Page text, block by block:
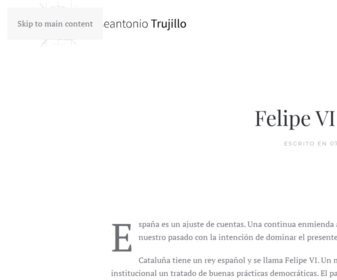
Skip to main content
Felipe
ESCRITO EN
E
spaña es un ajuste de cuentas. Una continua
nuestro pasado con la intención de dominar el
Cataluña tiene un rey español y se llama Felipe VI. Un
institucional un tratado de buenas prácticas democráticas. El